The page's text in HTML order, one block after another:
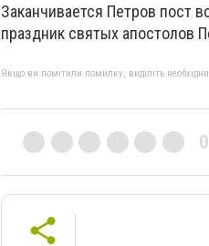
Заканчивается Петров пост
праздник святых апостолов
Якщо ви помітили помилку, виділіть